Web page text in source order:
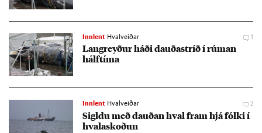
Innlent Hvalveiðar 1
Lang­reyð­ur háði dauða­stríð í rúm­an
hálf­tíma
Innlent Hvalveiðar 2
Sigldu með dauð­an hval fram hjá fólki í
hvala­skoð­un